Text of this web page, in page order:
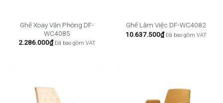
Ghế Xoay Văn Phòng DF-
WC4085
2.286.000₫ Đã bao gồm VAT
Ghế Làm Việc DF-WC4082
10.637.500₫ Đã bao gồm VAT